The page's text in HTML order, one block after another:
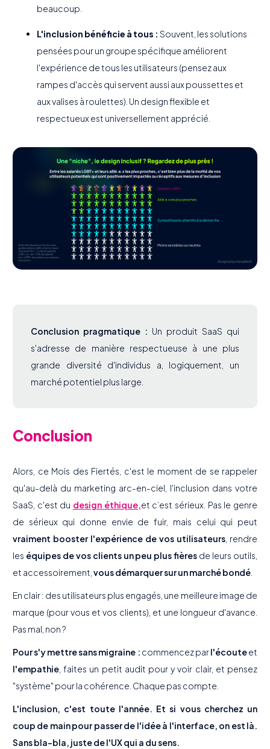
beaucoup.
L'inclusion bénéficie à tous : Souvent, les solutions
pensées pour un groupe spécifique améliorent
l'expérience de tous les utilisateurs (pensez aux
rampes d'accès qui servent aussi aux poussettes et
aux valises à roulettes). Un design flexible et
respectueux est universellement apprécié.
Conclusion pragmatique : Un produit SaaS qui
s'adresse de manière respectueuse à une plus
grande diversité d'individus a, logiquement, un
marché potentiel plus large.
Conclusion
Alors, ce Mois des Fiertés, c'est le moment de se rappeler
qu'au-delà du marketing arc-en-ciel, l'inclusion dans votre
SaaS, c'est du design éthique,et c’est sérieux. Pas le genre
de sérieux qui donne envie de fuir, mais celui qui peut
vraiment booster l'expérience de vos utilisateurs , rendre
les équipes de vos clients un peu plus fières de leurs outils,
et accessoirement, vous démarquer sur un marché bondé
En clair : des utilisateurs plus engagés, une meilleure image de
marque (pour vous et vos clients), et une longueur d'avance.
Pas mal, non ?
Pour s'y mettre sans migraine : commencez parl'écouteet
l'empathie , faites un petit audit pour y voir clair, et pensez
"système" pour la cohérence. Chaque pas compte.
L'inclusion, c'est toute l'année. Et si vous cherchez un
coup de main pour passer de l'idée à l'interface, on est là.
Sans bla-bla, juste de l'UX qui a du sens.